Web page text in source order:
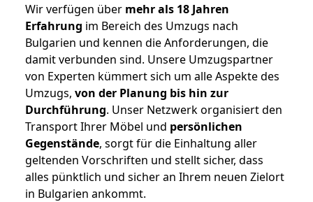
Wir verfügen über mehr als 18 Jahren
Erfahrung im Bereich des Umzugs nach
Bulgarien und kennen die Anforderungen, die
damit verbunden sind. Unsere Umzugspartner
von Experten kümmert sich um alle Aspekte des
Umzugs, von der Planung bis hin zur
Durchführung. Unser Netzwerk organisiert den
Transport Ihrer Möbel und persönlichen
Gegenstände, sorgt für die Einhaltung aller
geltenden Vorschriften und stellt sicher, dass
alles pünktlich und sicher an Ihrem neuen Zielort
in Bulgarien ankommt.